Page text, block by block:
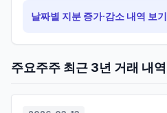
날짜별 지분 증가·감소 내역 보기
주요주주 최근 3년 거래 내역